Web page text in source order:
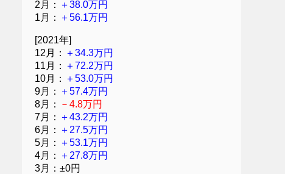
2月： ＋38.0万円
1月： ＋56.1万円
[2021年]
12月： ＋34.3万円
11月： ＋72.2万円
10月： ＋53.0万円
9月： ＋57.4万円
8月：
－4.8万円
7月： ＋43.2万円
6月： ＋27.5万円
5月： ＋53.1万円
4月： ＋27.8万円
3月：±0円